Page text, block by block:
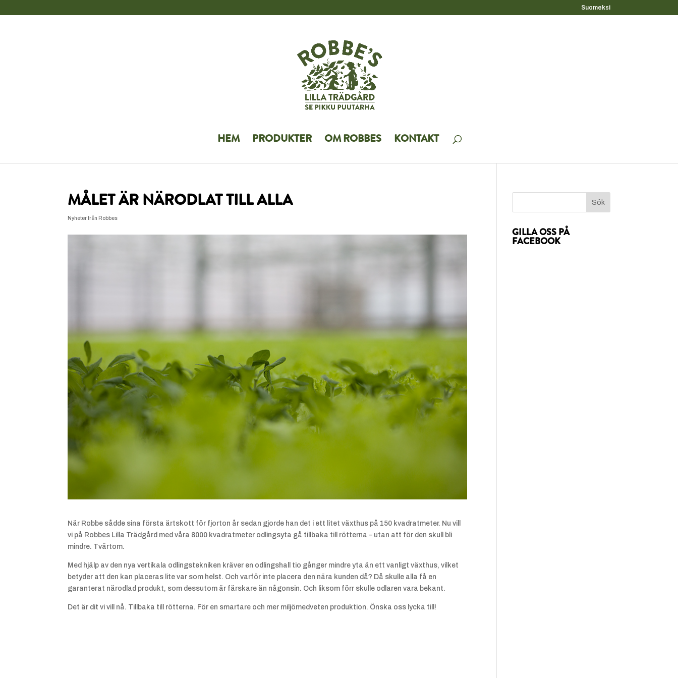
Suomeksi
HEM PRODUKTER OM ROBBES KONTAKT
MÅLET ÄR NÄRODLAT TILL ALLA
Nyheter från Robbes
När Robbe sådde sina första ärtskott för fjorton år sedan gjorde han det i ett litet växthus på 150 kvadratmeter. Nu vill
vi på Robbes Lilla Trädgård med våra 8000 kvadratmeter odlingsyta gå tillbaka till rötterna – utan att för den skull bli
mindre. Tvärtom.
Med hjälp av den nya vertikala odlingstekniken kräver en odlingshall tio gånger mindre yta än ett vanligt växthus, vilket
betyder att den kan placeras lite var som helst. Och varför inte placera den nära kunden då? Då skulle alla få en
garanterat närodlad produkt, som dessutom är färskare än någonsin. Och liksom förr skulle odlaren vara bekant.
Det är dit vi vill nå. Tillbaka till rötterna. För en smartare och mer miljömedveten produktion. Önska oss lycka till!
GILLA OSS PÅ
FACEBOOK